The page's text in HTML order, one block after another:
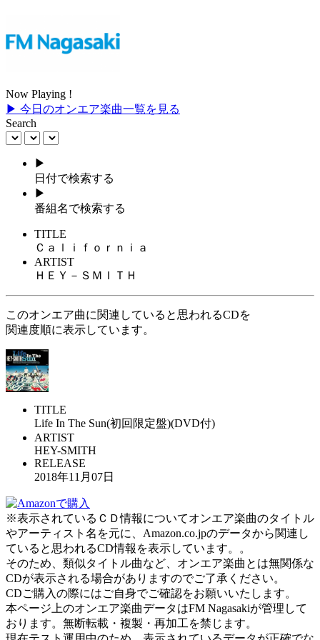
Now Playing !
▶ 今日のオンエア楽曲一覧を見る
Search
▶
日付で検索する
▶
番組名で検索する
TITLE
Ｃａｌｉｆｏｒｎｉａ
ARTIST
ＨＥＹ－ＳＭＩＴＨ
このオンエア曲に関連していると思われるCDを
関連度順に表示しています。
TITLE
Life In The Sun(初回限定盤)(DVD付)
ARTIST
HEY-SMITH
RELEASE
2018年11月07日
※表示されているＣＤ情報についてオンエア楽曲のタイトル
やアーティスト名を元に、Amazon.co.jpのデータから関連し
ていると思われるCD情報を表示しています。。
そのため、類似タイトル曲など、オンエア楽曲とは無関係な
CDが表示される場合がありますのでご了承ください。
CDご購入の際にはご自身でご確認をお願いいたします。
本ページ上のオンエア楽曲データはFM Nagasakiが管理して
おります。無断転載・複製・再加工を禁じます。